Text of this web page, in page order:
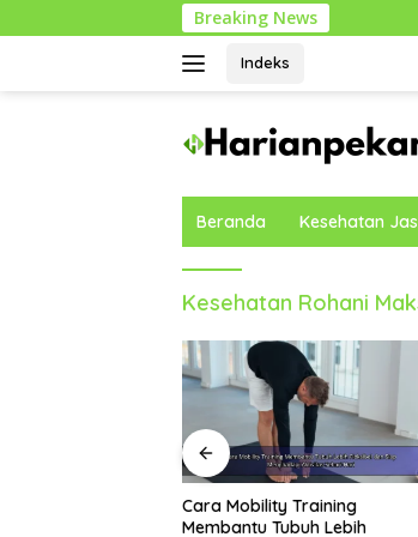
ke
Breaking News
Indeks
Beranda Kesehatan
Kesehatan Rohani
Kebiasaan Harian yang
Membantu Menjaga Emotional